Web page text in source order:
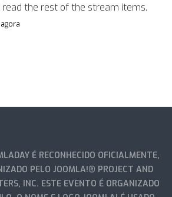
read the rest of the stream items.
É RECONHECIDO OFICIALMENTE,
PELO JOOMLA!® PROJECT AND
INC. ESTE EVENTO É ORGANIZADO